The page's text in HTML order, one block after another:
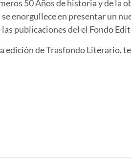
50 Años de historia y de
enorgullece en presentar un
publicaciones del el Fondo
edición de Trasfondo Literario,